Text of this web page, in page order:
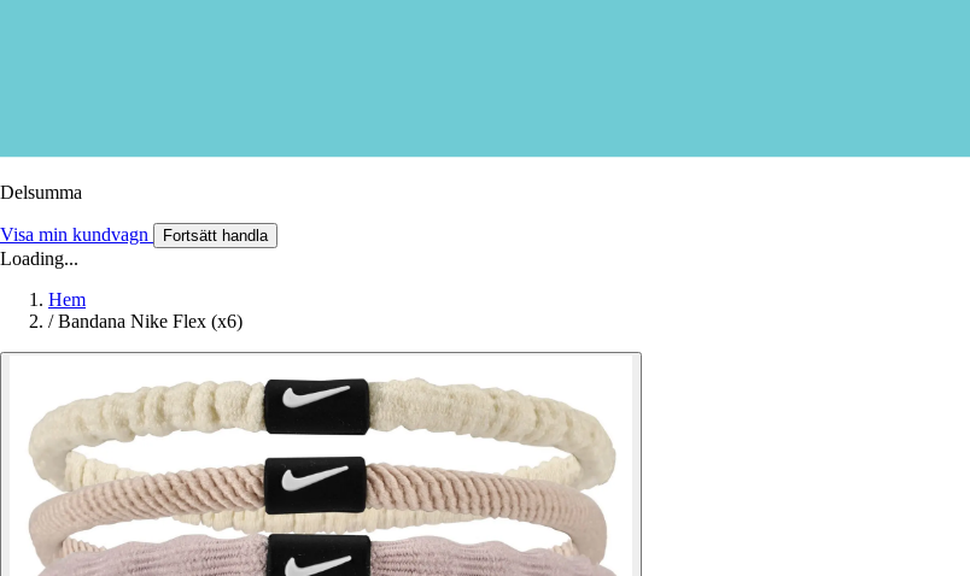
Delsumma
Visa min kundvagn Fortsätt handla
Loading...
Hem
/ Bandana Nike Flex (x6)